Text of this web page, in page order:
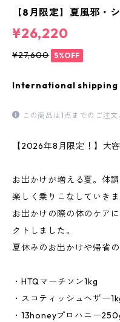
【8月限定】夏風邪・
¥26,220
¥27,600 5%OFF
International shipping
この商品は1点までのご注
【2026年8月限定！】大
お出かけが増える夏。体
楽しく乗りこなしていき
お出かけの際の体のケア
クトしました。
夏休みのお出かけや帰省
・HTQマーチソン1kg
・スコティッシュヘザー
・13honeyプロハニー